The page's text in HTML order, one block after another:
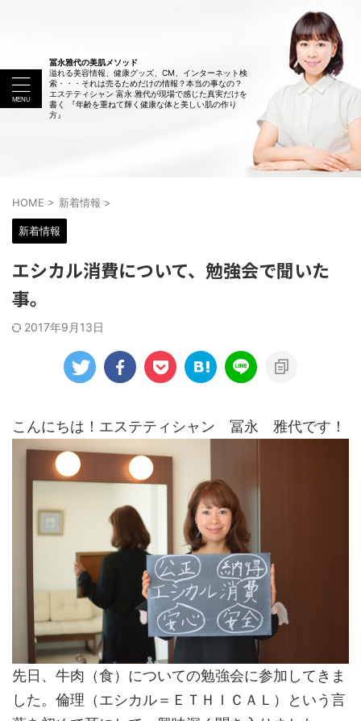
冨永雅代の美肌メソッド
溢れる美容情報、健康グッズ、CM、インターネット検
索・・・それは売るためだけの情報？本当の事なの？
エステティシャン 富永 雅代が現場で感じた真実だけを
書く 『年齢を重ねて輝く健康な体と美しい肌の作り
方』
HOME > 新着情報 >
新着情報
エシカル消費について、勉強会で聞いた
事。
2017年9月13日
こんにちは！エステティシャン 冨永 雅代です！
先日、牛肉（食）についての勉強会に参加してきま
した。倫理（エシカル＝ＥＴＨＩＣＡＬ）という言